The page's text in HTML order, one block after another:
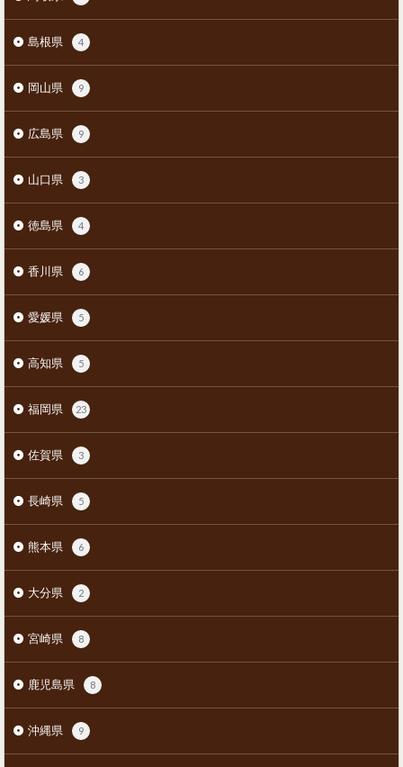
島根県 4
岡山県 9
広島県 9
山口県 3
徳島県 4
香川県 6
愛媛県 5
高知県 5
福岡県 23
佐賀県 3
長崎県 5
熊本県 6
大分県 2
宮崎県 8
鹿児島県 8
沖縄県 9